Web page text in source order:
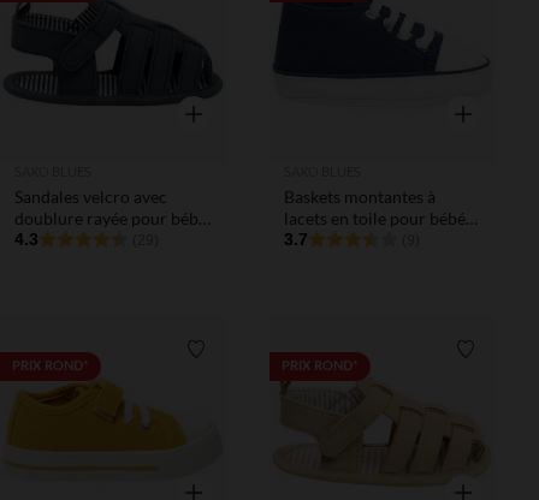
Aperçu rapide
Sandales velcro avec
doublure rayée pour bébé
garçon
4.3
Aperçu
Baskets montantes à
lacets en toile pour bébé
garçon
3.7
PRIX ROND* Liste de souhaits
Aperçu rapide
PRIX ROND*
Aperçu